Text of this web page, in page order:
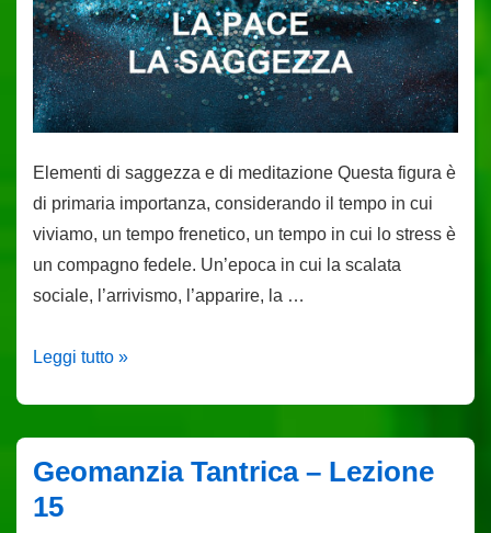
Elementi di saggezza e di meditazione Questa figura è
di primaria importanza, considerando il tempo in cui
viviamo, un tempo frenetico, un tempo in cui lo stress è
un compagno fedele. Un’epoca in cui la scalata
sociale, l’arrivismo, l’apparire, la …
Geomanzia
16
Leggi tutto »
Geomanzia Tantrica – Lezione
15